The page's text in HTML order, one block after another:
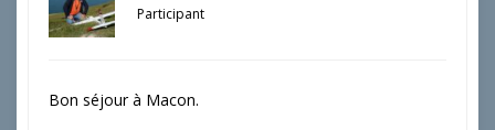
Participant
Bon séjour à Macon.